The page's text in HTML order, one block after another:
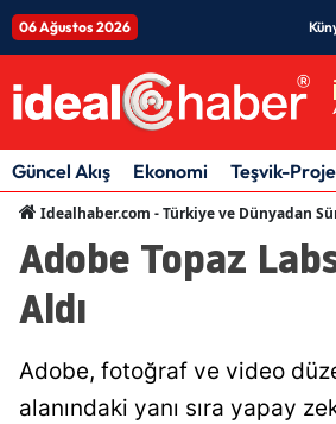
06 Ağustos 2026
Güncel Akış Ekonomi Teşvik-Proje
Idealhaber.com - Türkiye ve Dünyadan
Adobe Topaz
Aldı
Adobe, fotoğraf ve video
alanındaki yanı sıra yapay